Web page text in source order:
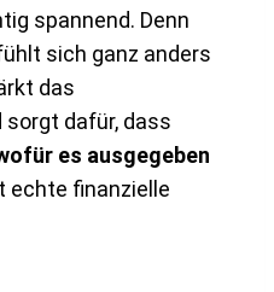
spannend. Denn
sich ganz anders
das
dafür, dass
es ausgegeben
echte finanzielle